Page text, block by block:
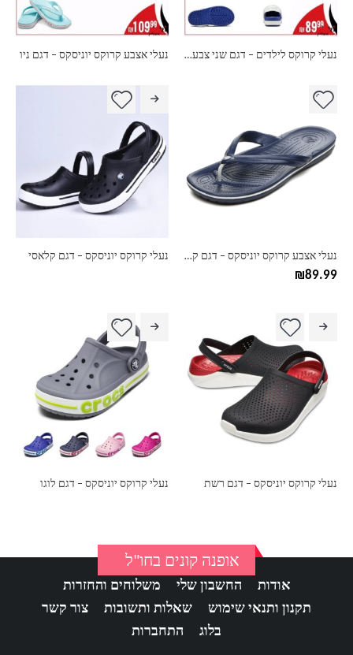
נעלי קרוקס לילדים – דגם שני צבעים נעלי אצבע קרוקס יוניסקס – דגם ניו
נעלי אצבע קרוקס יוניסקס – דגם קלאסי
₪89.99
למוצר
יש
מספר
סוגים.
בעמוד
המוצר
נעלי קרוקס יוניסקס – דגם קלאסי
נעלי קרוקס יוניסקס – דגם רשת נעלי קרוקס יוניסקס – דגם לוגו
אופנה קונים בחו"ל
אודות החשבון שלי
משלוחים והחזרות
תקנון ותנאי שימוש
שאלות ותשובות
צור קשר
בלוג
התחברות